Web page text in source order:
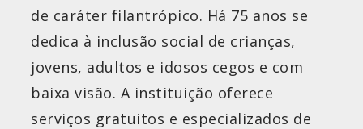
de caráter filantrópico. Há 75 anos se
dedica à inclusão social de crianças,
jovens, adultos e idosos cegos e com
baixa visão. A instituição oferece
serviços gratuitos e especializados de